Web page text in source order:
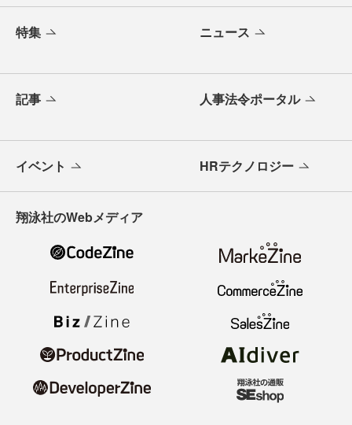
特集 ニュース
記事 人事法令ポータル
イベント HRテクノロジー
翔泳社のWebメディア